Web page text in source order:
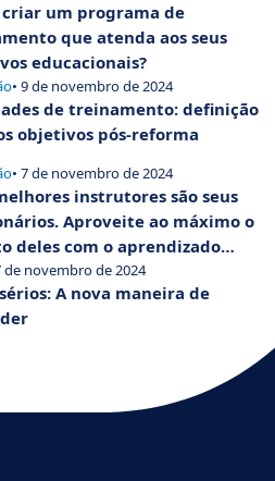
criar um programa de
que atenda aos seus
educacionais?
• 9 de novembro de 2024
de treinamento: definição
objetivos pós-reforma
• 7 de novembro de 2024
instrutores são seus
Aproveite ao máximo o
deles com o aprendizado
de novembro de 2024
A nova maneira de